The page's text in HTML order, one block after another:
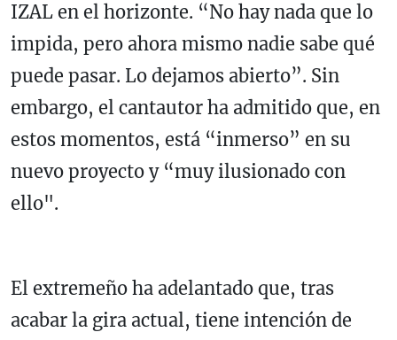
IZAL en el horizonte. “No hay nada que lo
impida, pero ahora mismo nadie sabe qué
puede pasar. Lo dejamos abierto”. Sin
embargo, el cantautor ha admitido que, en
estos momentos, está “inmerso” en su
nuevo proyecto y “muy ilusionado con
ello".
El extremeño ha adelantado que, tras
acabar la gira actual, tiene intención de